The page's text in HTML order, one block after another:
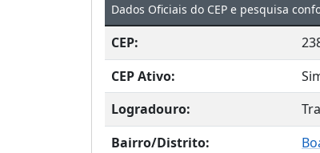
Dados Oficiais do CEP e pesquisa
CEP:
CEP Ativo:
Logradouro:
Bairro/Distrito: